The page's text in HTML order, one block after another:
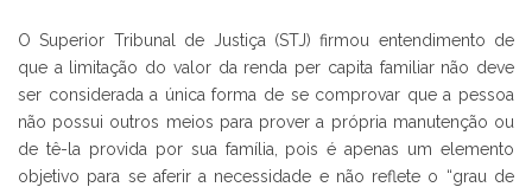
O Superior Tribunal de Justiça (STJ) firmou entendimento de
que a limitação do valor da renda per capita familiar não deve
ser considerada a única forma de se comprovar que a pessoa
não possui outros meios para prover a própria manutenção ou
de tê-la provida por sua família, pois é apenas um elemento
objetivo para se aferir a necessidade e não reflete o “grau de